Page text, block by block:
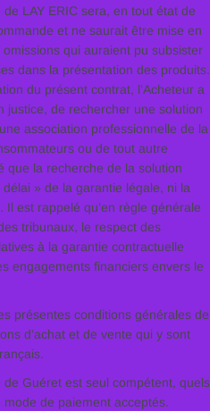
LAY ERIC sera, en tout état de
et ne saurait être mise en
qui auraient pu subsister
dans la présentation des produits.
du présent contrat, l’Acheteur a
justice, de rechercher une solution
association professionnelle de la
ou de tout autre
que la recherche de la solution
» de la garantie légale, ni la
est rappelé qu’en règle générale
tribunaux, le respect des
à la garantie contractuelle
engagements financiers envers le
présentes conditions générales de
d’achat et de vente qui y sont
Guéret est seul compétent, quels
de paiement acceptés.